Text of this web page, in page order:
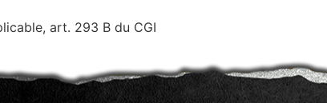
art. 293 B du CGI